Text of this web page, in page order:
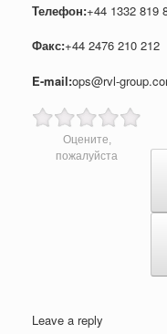
Телефон:+44 1332 819
Факс:+44 2476 210 212
E-mail:ops@rvl-
Оцените,
пожалуйста
Post navigation
Leave a reply